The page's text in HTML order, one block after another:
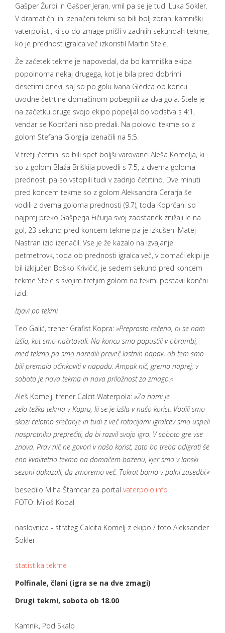
Gašper Žurbi in Gašper Jeran, vrnil pa se je tudi Luka Sokler
V dramatični in izenačeni tekmi so bili bolj zbrani kamniški
vaterpolisti, ki so do zmage prišli v zadnjih sekundah tekme,
ko je prednost igralca več izkoristil Martin Stele.
Že začetek tekme je napovedal, da bo kamniška ekipa
popolnoma nekaj drugega, kot je bila pred dobrimi
desetimi dnevi, saj so po golu Ivana Gledca ob koncu
uvodne četrtine domačinom pobegnili za dva gola. Stele je
na začetku druge svojo ekipo popeljal do vodstva s 4:1,
vendar se Koprčani niso predali. Na polovici tekme so z
golom Stefana Giorgija izenačili na 5:5.
V tretji četrtini so bili spet boljši varovanci Aleša Komelja, ki
so z golom Blaža Briškija povedli s 7:5, z dvema goloma
prednosti pa so vstopili tudi v zadnjo četrtino. Dve minuti
pred koncem tekme so z golom Aleksandra Cerarja še
vodili z dvema goloma prednosti (9:7), toda Koprčani so
najprej preko Gašperja Fičurja svoj zaostanek znižali le na
gol, 23 sekund pred koncem tekme pa je izkušeni Matej
Nastran izid izenačil. Vse je že kazalo na izvajanje
petmetrovk, toda ob prednosti igralca več, v domači ekipi je
bil izključen Boško Krivičić, je sedem sekund pred koncem
tekme Stele s svojim tretjim golom na tekmi postavil končni
izid.
Izjavi po tekmi
Teo Galić, trener Grafist Kopra: »Preprosto rečeno, ni se nam
izšlo, kot smo načrtovali. Na koncu smo popustili v obrambi,
med tekmo pa smo naredili preveč lastnih napak, ob tem smo
bili premalo učinkoviti v napadu. Ampak nič, gremo naprej, v
soboto je nova tekma in nova priložnost za zmago.«
Aleš Komelj, trener Calcit Waterpola: »Za nami je
zelo težka tekma v Kopru, ki se je izšla v našo korist. Vodili smo
skozi celotno srečanje in tudi z večrotacijami igralcevsmo uspeli
nasprotniku preprečiti, da bi razvil svojo igro. V soboto gre vse
znova. Prav nične govori v našo korist, zato bo treba odigrati še
eno kvalitetno tekmo na domačem bazenu, kjer smo v lanski
sezoni dokazali, da zmoremo več. Tokrat bomo v polni zasedbi.«
besedilo Miha Štamcar za portal vaterpolo.info
FOTO: Miloš Kobal
naslovnica - strateg Calcita Komelj z ekipo / foto Aleksander
Sokler
statistika tekme
Polfinale, člani (igra se na dve zmagi)
Drugi tekmi, sobota ob 18.00
Kamnik, Pod Skalo